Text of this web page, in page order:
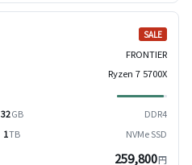
SALE
FRONTIER
Ryzen 7 5700X
32GB
DDR4
1TB NVMe SSD
259,800円